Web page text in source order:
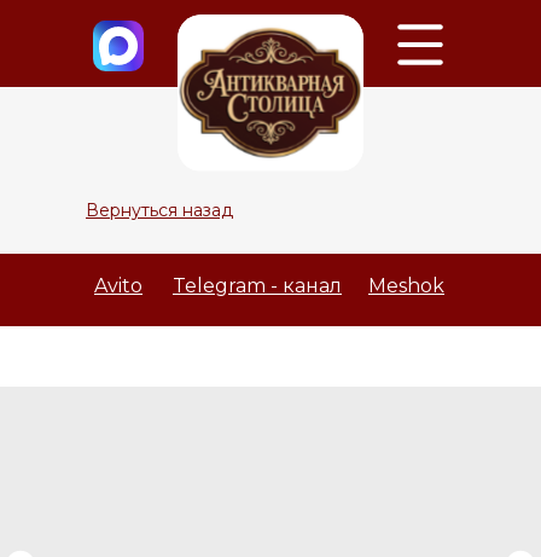
Вернуться назад
Meshok
Avito Telegram - канал